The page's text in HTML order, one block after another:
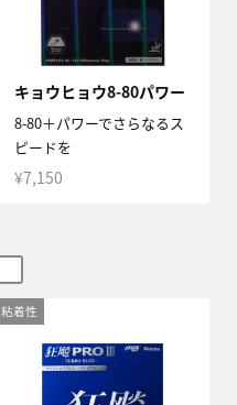
キョウヒョウ8-80パワー
8-80＋パワーでさらなるス
ピードを
¥7,150
粘着性